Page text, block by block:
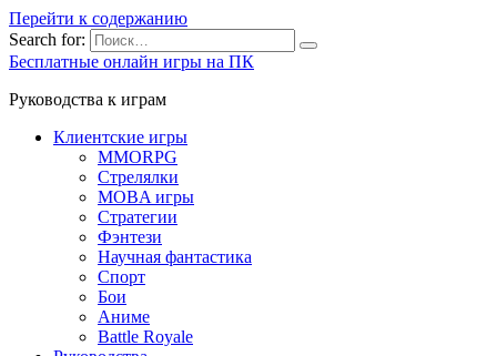
Перейти к содержанию
Search for:
Бесплатные онлайн игры на ПК
Руководства к играм
Клиентские игры
MMORPG
Стрелялки
MOBA игры
Стратегии
Фэнтези
Научная фантастика
Спорт
Бои
Аниме
Battle Royale